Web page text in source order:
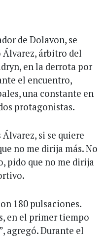
de Dolavon, se
árbitro del
en la derrota por
el encuentro,
una constante en
protagonistas.
si se quiere
no me dirija más. No
pido que no me dirija
180 pulsaciones.
en el primer tiempo
agregó. Durante el